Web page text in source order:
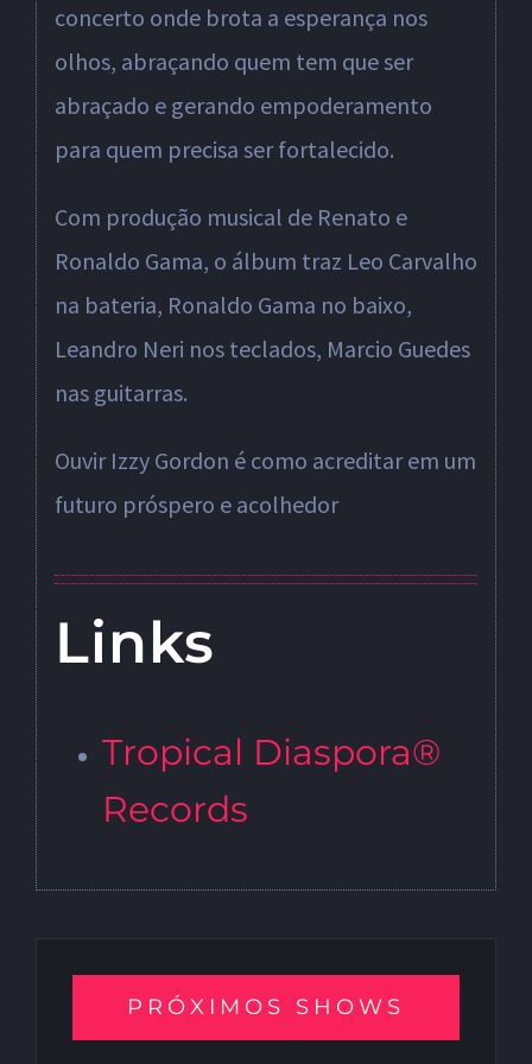
concerto onde brota a esperança nos
olhos, abraçando quem tem que ser
abraçado e gerando empoderamento
para quem precisa ser fortalecido.
Com produção musical de Renato e
Ronaldo Gama, o álbum traz Leo Carvalho
na bateria, Ronaldo Gama no baixo,
Leandro Neri nos teclados, Marcio Guedes
nas guitarras.
Ouvir Izzy Gordon é como acreditar em um
futuro próspero e acolhedor
Links
Tropical Diaspora®
Records
PRÓXIMOS SHOWS